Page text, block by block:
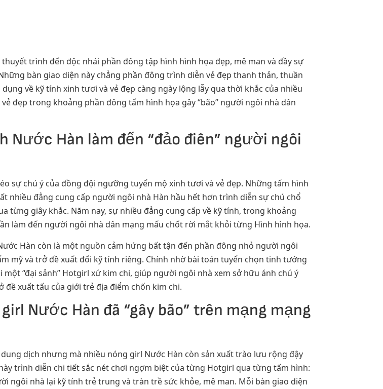
trình đến độc nhái phần đông tập hình hình họa đẹp, mê man và đầy sự
bàn giao diện này chẳng phần đông trình diễn vẻ đẹp thanh thản, thuần
về kỹ tính xinh tươi và vẻ đẹp càng ngày lộng lẫy qua thời khắc của nhiều
đẹp trong khoảng phần đông tấm hình họa gây “bão” người ngôi nhà dân
Nước Hàn làm đến “đảo điên” người ngôi
sự chú ý của đồng đội ngưỡng tuyển mộ xinh tươi và vẻ đẹp. Những tấm hình
nhiều đẳng cung cấp người ngôi nhà Hàn hầu hết hơn trình diễn sự chú chổ
từng giây khắc. Năm nay, sự nhiều đẳng cung cấp về kỹ tính, trong khoảng
làm đến người ngôi nhà dân mạng mấu chốt rời mắt khỏi từng Hình hình họa.
Hàn còn là một nguồn cảm hứng bất tận đến phần đông nhỏ người ngôi
mỹ và trở đề xuất đổi kỹ tính riêng. Chính nhờ bài toán tuyển chọn tinh tướng
“đại sảnh” Hotgirl xứ kim chi, giúp người ngôi nhà xem sở hữu ánh chú ý
đề xuất tấu của giới trẻ địa điểm chốn kim chi.
Nước Hàn đã “gây bão” trên mạng mạng
dịch nhưng mà nhiều nóng girl Nước Hàn còn sản xuất trào lưu rộng đậy
trình diễn chi tiết sắc nét chơi ngợm biệt của từng Hotgirl qua từng tấm hình:
ngôi nhà lại kỹ tính trẻ trung và tràn trề sức khỏe, mê man. Mỗi bàn giao diện